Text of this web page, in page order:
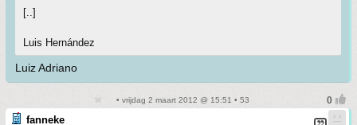
[..]
Luis Hernández
Luiz Adriano
• vrijdag 2 maart 2012 @ 15:51 • 53
fanneke